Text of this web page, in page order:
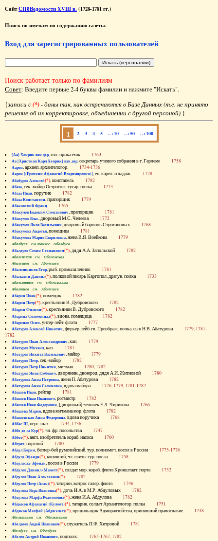
СайтСПбВедомости XVIII в. (1728-1781 гг.)
Поиск по именам по содержанию газеты.
Вход для зарегистрированных пользователей
Поиск работает только по фамилиям
Совет: Введите первые 2-4 буквы фамилии и нажмите "Искать".
{записи с(*)- даны так, как встречаются в Базе Данных (т.е. не принято
решение об их корректировке, объединении с другой персоной) }
1 2 3 4 5 ..+10 ..+50 ..+100
[Аа] Хенрик ван дер, гол. приказчик 1763
Аа [Христиан Карл Хенрик] ван дер, секретарь ученого собрания в г. Гарлеме 1758
Аарон, архиеп. архангелогор. 1734-1736
Аарон [(Еропкин Афанасий Владимирович)], еп. карел. и ладож. 1728
Абабуров Алексей(*), констапель 1782
Абаза, сек.-майор Острогож. гусар. полка 1773
Абаза Иван, поручик 1782
Абаза Константин, прапорщик 1779
Абаковский Франц 1765
Абакулов Евдоким Степанович, прапорщик 1781
Абакумов Влас, дворовый М.С. Челеева 1772
Абакумов Яков Васильевич, дворовый баронов Строгановых 1768
Абакумова Авдотья, помещица 1781
Абакумова Мария Гавриловна, жена В.Я. Воейкова 1779
Абалдуев см. также Оболдуев
Абалдуев Семен Степанович(*), дядя А.А. Запольской 1782
Абаленская см. Оболенская
Абалешев см. Аболешев
Абалишников Егор, рыб. промышленник 1781
Абалыхин Даниил(*), полковой писарь Каргопол. драгун. полка 1733
Абальянинов см. Обольянинов
Абаляшев см. Аболешев
Абарин Иван(*), помещик 1782
Абарин Петр(*), крестьянин В. Дубровского 1782
Абарин Филипп(*), крестьянин В. Дубровского 1782
Абарина Соломонида(*), вдова, помещица 1782
Абаринов Осип, унтер-лейт. флота 1777
Абатуров Алексей Никитич, фурьер лейб-гв. Преображ. полка, сын Н.В. Абатурова 1779, 1781-
1782
Абатуров Иван Александрович, кап. 1779
Абатуров Михаил, кап. 1781
Абатуров Никита Васильевич, майор 1779
Абатуров Петр, сек.-майор 1782
Абатуров Петр Никитич, мичман 1780, 1782
Абатуров Яков Глебович, дворянин, двоюрод. дядя А.И. Житновой 1780
Абатурова Анна Петровна, жена П. Абатурова 1782
Абатурова Анна Семеновна, вдова майора 1776, 1779, 1781-1782
Абашев Иван, рейтар 1781
Абашев Иван Иванович, ротмистр 1782
Абашев Иван Федорович, [дворовый] человек Е.Л. Чирикова 1766
Абашева Мария, вдова мичмана мор. флота 1782
Абашевская Анна Федоровна, вдова поручика 1768
Аббас III, перс. шах 1734, 1736
Аббе де ла Кур(*), чл. фр. посольства 1747
Аббот(*), англ. изобретатель кораб. насоса 1760
Абграт, портной 1780
Абдул Керим, беглер-бей румелийский, тур. полномоч. посол в России 1775-1776
Абдула Эфенди(*), конюший, чл. свиты тур. посла 1758
Абдуласах-Эфенди, посол в России 1779
Абдулов Даниил (Мамет)(*), солдат мор. кораб. флота Кронштадт. порта 1752
Абдулов Иван Алексеевич(*) 1782
Абдулов Петр (Асак)(*), татарин, матрос галер. флота 1746
Абдулова Вера Ивановна(*), дочь И.А. и М.Р. Абдуловых 1782
Абдулова Марфа Родионовна(*), жена И.А. Абдулова 1782
Абдыков Афанасий (Кулмет)(*), татарин, солдат Архангелогор. полка 1751
Абдяков Матфей (Абдяселет)(*), прядильщик Адмиралтейства, принявший православие 1748
Абезьянинов см. Обезьянинов
Абелдеев Авдей Иванович(*), служитель П.Ф. Хитровой 1781
Абелдуев см. Оболдуев
Абелов Андрей Иванович, подполк. 1765-1767, 1782